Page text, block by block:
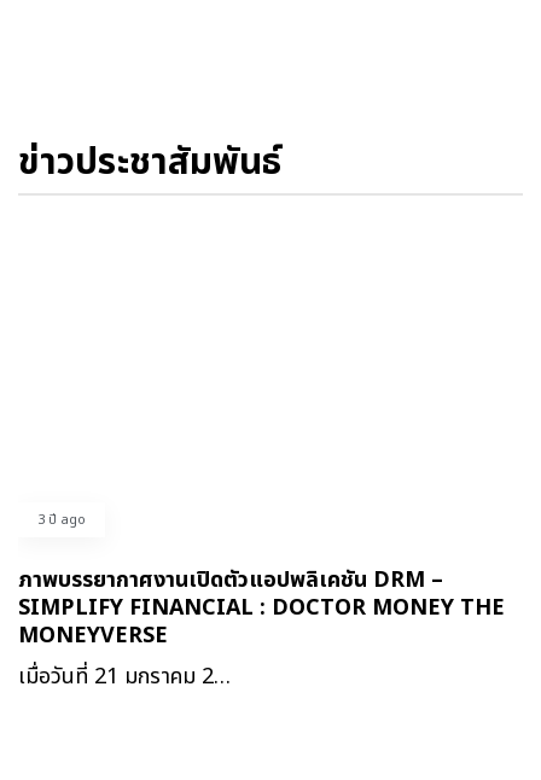
ข่าวประชาสัมพันธ์
3 ปี ago
ภาพบรรยากาศงานเปิดตัวแอปพลิเคชัน DRM –
SIMPLIFY FINANCIAL : DOCTOR MONEY THE
MONEYVERSE
เมื่อวันที่ 21 มกราคม 2…